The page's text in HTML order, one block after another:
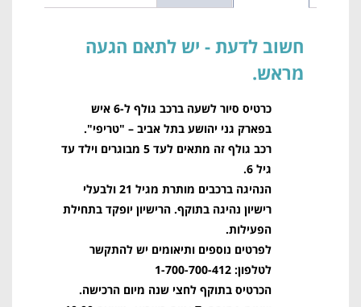
חשוב לדעת
כרטיס סיור לשעה ברכב גולף ל-6 איש
בפארק גני יהושע בתל אביב – "טריפי".
רכב גולף זה מתאים לעד 5 מבוגרים וילד עד
גיל 6.
הנהיגה ברכבים מותרת מגיל 21 ולבעלי
רישיון נהיגה בתוקף. הרישיון יופקד בתחילת
הפעילות.
לפרטים נוספים ותיאומים יש להתקשר
לטלפון: 1-700-700-412
הכרטיס בתוקף לחצי שנה מיום הרכישה.